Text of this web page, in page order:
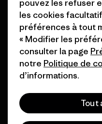
© 2026 Patagonia, Inc. All Rights
pouvez les refuser
les cookies
préférences à tout
« Modifier les
consulter la page
notre Politique de
d’informations.
Tout